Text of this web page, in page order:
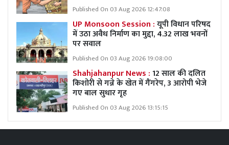
Published On 03 Aug 2026 12:47:08
UP Monsoon Session :यूपी विधान परिषद
में उठा अवैध निर्माण का मुद्दा, 4.32 लाख भवनों
पर सवाल
Published On 03 Aug 2026 19:08:00
Shahjahanpur News :12 साल की दलित
किशोरी से गन्ने के खेत में गैंगरेप, 3 आरोपी भेजे
गए बाल सुधार गृह
Published On 03 Aug 2026 13:15:15